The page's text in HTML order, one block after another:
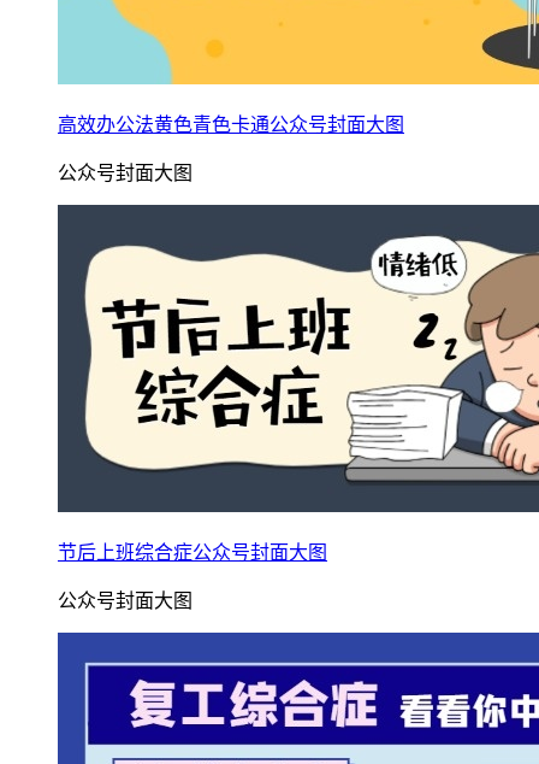
高效办公法黄色青色卡通公众号封面大图
公众号封面大图
节后上班综合症公众号封面大图
公众号封面大图